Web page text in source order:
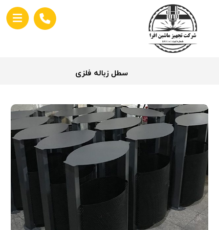
سطل زباله فلزی